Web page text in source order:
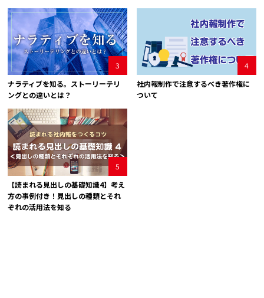
3
ナラティブを知る。ストーリーテリ
ングとの違いとは？
4
社内報制作で注意するべき著作権に
ついて
5
【読まれる見出しの基礎知識4】考え
方の事例付き！見出しの種類とそれ
ぞれの活用法を知る